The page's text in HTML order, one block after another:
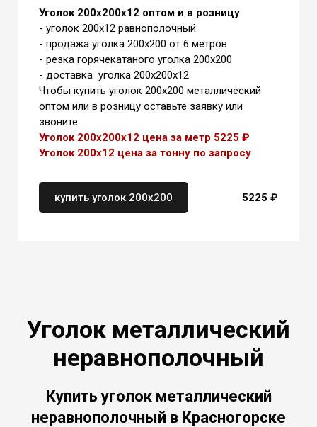
Уголок 200х200х12 оптом и в розницу
- уголок 200х12 равнополочный
- продажа уголка 200х200 от 6 метров
- резка горячекатаного уголка 200х200
- доставка уголка 200х200х12
Чтобы купить уголок 200х200 металлический
оптом или в розницу оставьте заявку или
звоните.
Уголок 200х200х12 цена за метр 5225 ₽
Уголок 200х12 цена за тонну по запросу
купить уголок 200х200 5225 ₽
Уголок металлический
неравнополочный
Купить уголок металлический
неравнополочный в Красногорске